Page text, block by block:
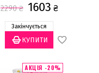
2290₴ 1603 ₴
Закінчується
АКЦІЯ -20%